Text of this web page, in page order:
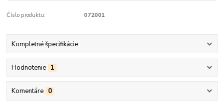
Číslo produktu: 072001
Kompletné špecifikácie
Hodnotenie 1
Komentáre 0